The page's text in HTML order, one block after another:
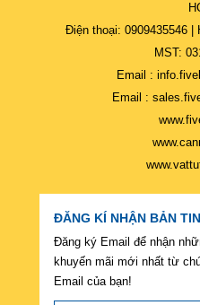
Điện thoại: 0909435546 |
MST:
Email :
Email :
ĐĂNG KÍ NHẬN BẢN TIN
Đăng ký Email để nhận
khuyến mãi mới nhất từ
Email của bạn!